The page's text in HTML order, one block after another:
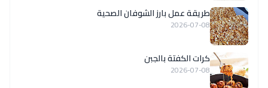
طريقة عمل بارز الشوفان الصحية
2026-07-08
كرات الكفتة بالجبن
2026-07-08